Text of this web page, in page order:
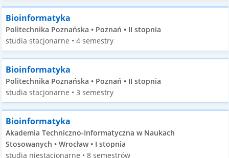
Bioinformatyka
Politechnika Poznańska • Poznań • II stopnia
studia stacjonarne • 4 semestry
Bioinformatyka
Politechnika Poznańska • Poznań • II stopnia
studia stacjonarne • 3 semestry
Bioinformatyka
Akademia Techniczno-Informatyczna w Naukach
Stosowanych • Wrocław • I stopnia
studia niestacjonarne • 8 semestrów